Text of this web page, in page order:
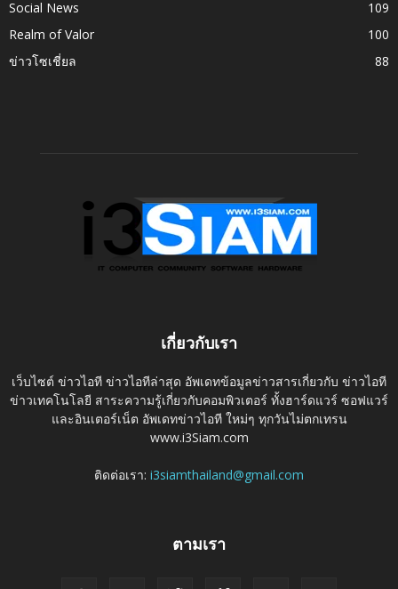
Social News
109
Realm of Valor
100
ข่าวโซเชี่ยล
88
เกี่ยวกับเรา
เว็บไซต์ ข่าวไอที ข่าวไอทีล่าสุด อัพเดทข้อมูลข่าวสารเกี่ยวกับ ข่าวไอที
ข่าวเทคโนโลยี สาระความรู้เกี่ยวกับคอมพิวเตอร์ ทั้งฮาร์ดแวร์ ซอฟแวร์
และอินเตอร์เน็ต อัพเดทข่าวไอที ใหม่ๆ ทุกวันไม่ตกเทรน
www.i3Siam.com
ติดต่อเรา: i3siamthailand@gmail.com
ตามเรา